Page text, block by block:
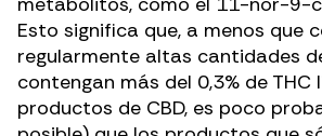
Esto significa que, a menos que
regularmente altas cantidades
contengan más del 0,3% de
productos de CBD, es poco